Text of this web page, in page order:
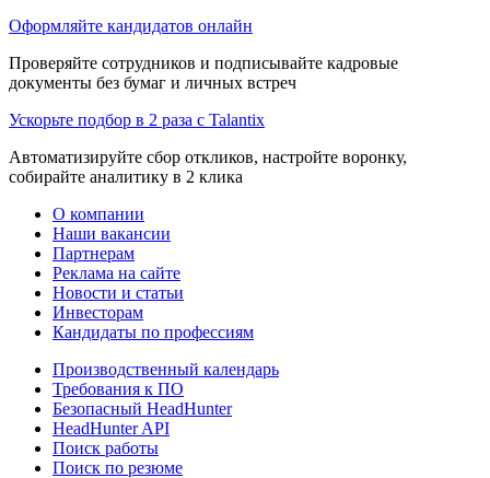
Оформляйте кандидатов онлайн
Проверяйте сотрудников и подписывайте кадровые
документы без бумаг и личных встреч
Ускорьте подбор в 2 раза с Talantix
Автоматизируйте сбор откликов, настройте воронку,
собирайте аналитику в 2 клика
О компании
Наши вакансии
Партнерам
Реклама на сайте
Новости и статьи
Инвесторам
Кандидаты по профессиям
Производственный календарь
Требования к ПО
Безопасный HeadHunter
HeadHunter API
Поиск работы
Поиск по резюме